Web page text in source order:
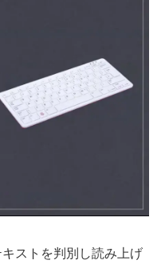
ストを判別し読み上げ